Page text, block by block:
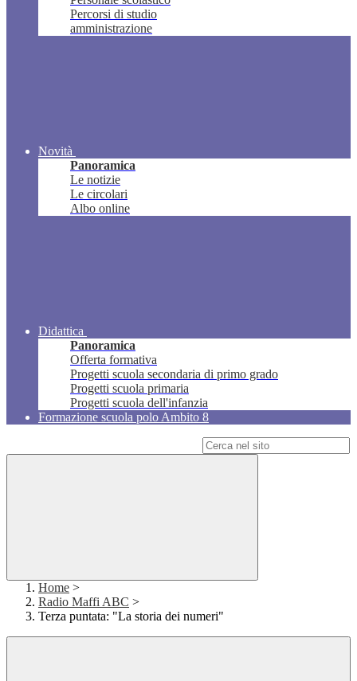
Percorsi di studio
amministrazione
Novità
Panoramica
Le notizie
Le circolari
Albo online
Didattica
Panoramica
Offerta formativa
Progetti scuola secondaria di primo grado
Progetti scuola primaria
Progetti scuola dell'infanzia
Formazione scuola polo Ambito 8
Home >
Radio Maffi ABC >
Terza puntata: "La storia dei numeri"